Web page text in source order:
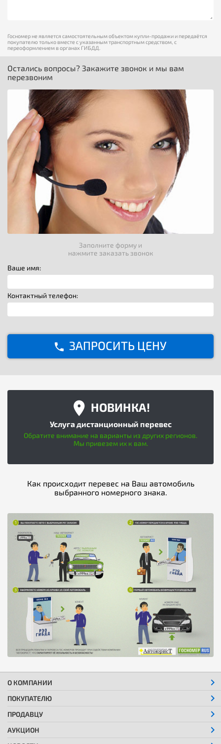
Госномер не является самостоятельным объектом купли-продажи и передаётся
покупателю только вместе с указанным транспортным средством, с
переоформлением в органах ГИБДД.
Остались вопросы? Закажите звонок и мы вам
перезвоним
Заполните форму и
нажмите заказать звонок
Ваше имя:
Контактный телефон:
ЗАПРОСИТЬ ЦЕНУ
НОВИНКА!
Услуга дистанционный перевес
Обратите внимание на варианты из других регионов.
Мы привезем их к вам.
Как происходит перевес на Ваш автомобиль
выбранного номерного знака.
О КОМПАНИИ
ПОКУПАТЕЛЮ
ПРОДАВЦУ
АУКЦИОН